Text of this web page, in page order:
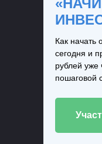
Как начать
сегодня и
рублей уже
пошаговой